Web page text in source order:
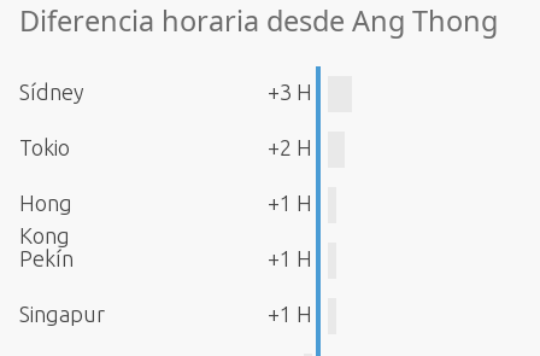
Diferencia horaria desde Ang Thong
Sídney +3 H
Tokio +2 H
Hong
Kong
+1 H
Pekín +1 H
Singapur +1 H